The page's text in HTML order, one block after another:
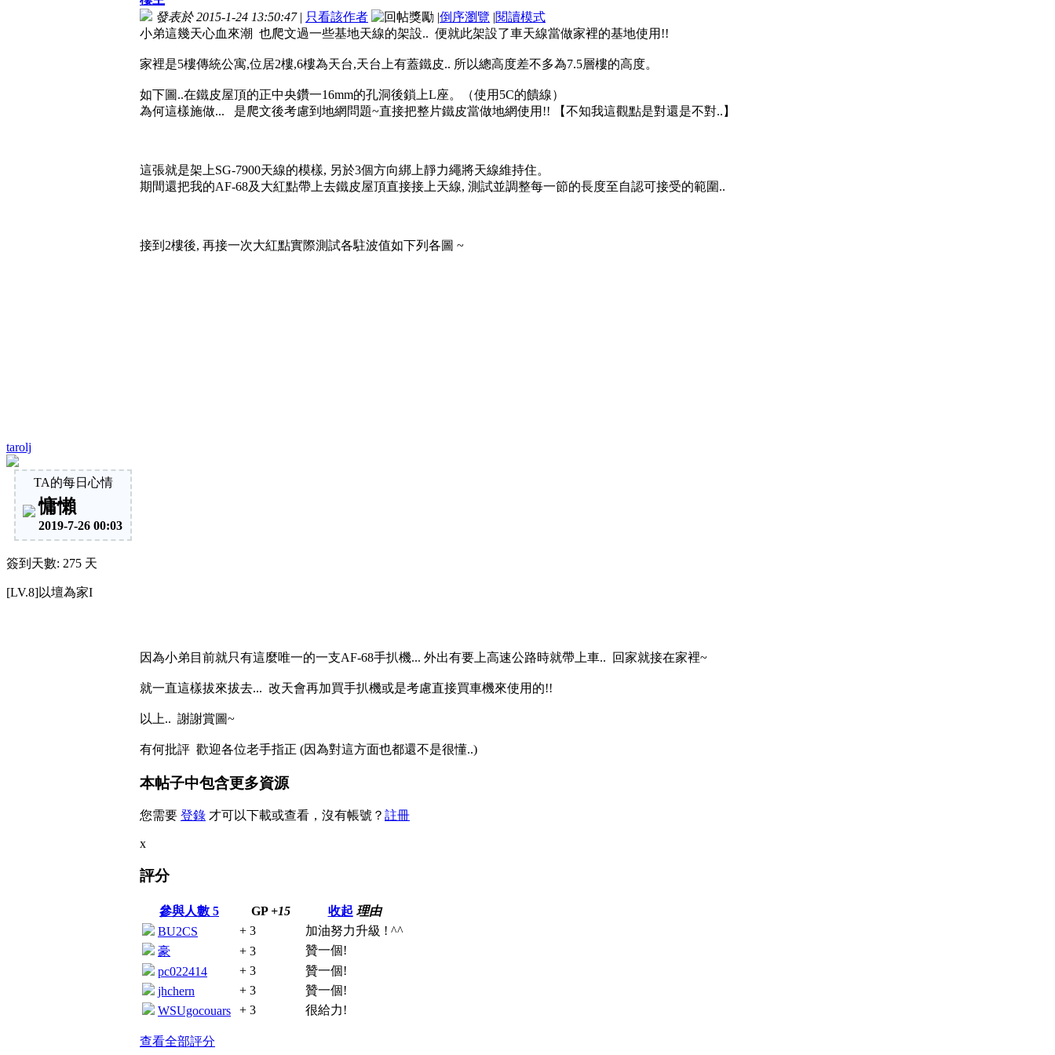
tarolj
TA的每日心情
慵懶
2019-7-26 00:03
簽到天數: 275 天
[LV.8]以壇為家I
發表於 2015-1-24 13:50:47 | 只看該作者 |倒序瀏覽 |閱讀模式
小弟這幾天心血來潮 也爬文過一些基地天線的架設.. 便就此架設了車天線當做家裡的基地使用!!
家裡是5樓傳統公寓,位居2樓,6樓為天台,天台上有蓋鐵皮.. 所以總高度差不多為7.5層樓的高度。
如下圖..在鐵皮屋頂的正中央鑽一16mm的孔洞後鎖上L座。（使用5C的饋線）
為何這樣施做... 是爬文後考慮到地網問題~直接把整片鐵皮當做地網使用!! 【不知我這觀點是對還是不對..】
這張就是架上SG-7900天線的模樣, 另於3個方向綁上靜力繩將天線維持住。
期間還把我的AF-68及大紅點帶上去鐵皮屋頂直接接上天線, 測試並調整每一節的長度至自認可接受的範圍..
接到2樓後, 再接一次大紅點實際測試各駐波值如下列各圖 ~
因為小弟目前就只有這麼唯一的一支AF-68手扒機... 外出有要上高速公路時就帶上車.. 回家就接在家裡~
就一直這樣拔來拔去... 改天會再加買手扒機或是考慮直接買車機來使用的!!
以上.. 謝謝賞圖~
有何批評 歡迎各位老手指正 (因為對這方面也都還不是很懂..)
本帖子中包含更多資源
您需要 登錄 才可以下載或查看，沒有帳號？ 註冊
x
評分
參與人數 5 GP +15 收起 理由
BU2CS
+ 3
加油努力升級 ! ^^
豪
+ 3
贊一個!
pc022414
+ 3
贊一個!
jhchern
+ 3
贊一個!
WSUgocouars
+ 3 很給力!
查看全部評分